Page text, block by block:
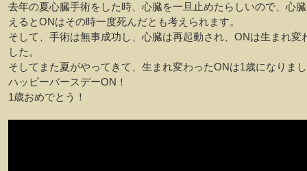
去年の夏心臓手術をした時、心臓を一旦止めたらしいので、心
えるとONはその時一度死んだとも考えられます。
そして、手術は無事成功し、心臓は再起動され、ONは生まれ変
した。
そしてまた夏がやってきて、生まれ変わったONは1歳になりま
ハッピーバースデーON！
1歳おめでとう！